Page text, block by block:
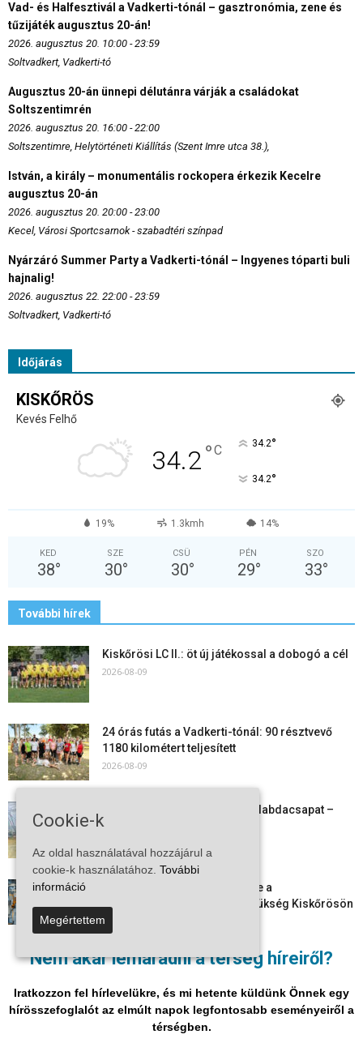
Nem akar lemaradni a térség híreiről?
Iratkozzon fel hírlevelükre, és mi hetente küldünk Önnek egy
hírösszefoglalót az elmúlt napok legfontosabb eseményeiről a
térségben.
Vad- és Halfesztivál a Vadkerti-tónál – gasztronómia, zene és
tűzijáték augusztus 20-án!
2026. augusztus 20. 10:00 - 23:59
Soltvadkert, Vadkerti-tó
Augusztus 20-án ünnepi délutánra várják a családokat
Soltszentimrén
2026. augusztus 20. 16:00 - 22:00
Soltszentimre, Helytörténeti Kiállítás (Szent Imre utca 38.),
István, a király – monumentális rockopera érkezik Kecelre
augusztus 20-án
2026. augusztus 20. 20:00 - 23:00
Kecel, Városi Sportcsarnok - szabadtéri színpad
Nyárzáró Summer Party a Vadkerti-tónál – Ingyenes tóparti buli
hajnalig!
2026. augusztus 22. 22:00 - 23:59
Soltvadkert, Vadkerti-tó
Időjárás
KISKŐRÖS
Kevés Felhő
34.2°C 34.2°
34.2°
19% 1.3kmh 14%
KED
38°
SZE
30°
CSÜ
30°
PÉN
29°
SZO
33°
További hírek
Kiskőrösi LC II.: öt új játékossal a dobogó a cél
2026-08-09
24 órás futás a Vadkerti-tónál: 90 résztvevő
1180 kilométert teljesített
2026-08-09
Megszűnt a kiskőrösi női kézilabdacsapat –
egy korszak ért véget
Aktuális állásajánlatok: ezekre a
munkavállalókra van most szükség Kiskőrösön
és a...
2026-08-07
Vitézy Dávid: már ősszel újraindulhat a
személyszállítás a Budapest–Belgrád
vasútvonalon
Cookie-k
Az oldal használatával hozzájárul a
cookie-k használatához. További
információ
Megértettem